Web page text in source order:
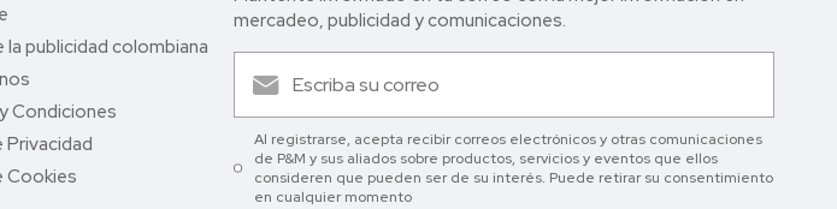
la publicidad colombiana
Condiciones
Privacidad
Cookies
mercadeo, publicidad y comunicaciones.
Al registrarse, acepta recibir correos electrónicos y otras comunicaciones
de P&M y sus aliados sobre productos, servicios y eventos que ellos
consideren que pueden ser de su interés. Puede retirar su consentimiento
en cualquier momento